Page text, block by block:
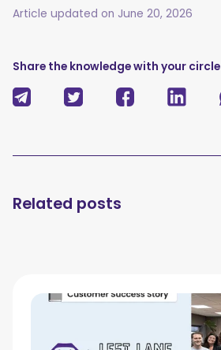
Article updated on June 20, 2026
Share the knowledge with your circle
Related posts